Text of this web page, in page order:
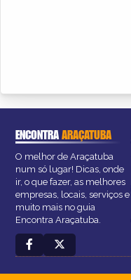
ENCONTRAARAÇATUBA
O melhor de Araçatuba
num só lugar! Dicas, onde
ir, o que fazer, as melhores
empresas, locais, serviços e
muito mais no guia
Encontra Araçatuba.